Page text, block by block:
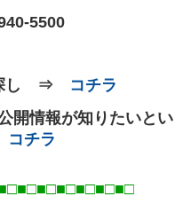
5500
し ⇒
コチラ
開情報が知りたいとい
コチラ
□